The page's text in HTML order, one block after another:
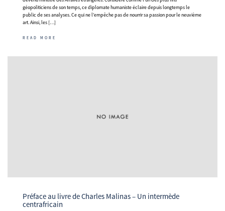
géopoliticiens de son temps, ce diplomate humaniste éclaire depuis longtemps le
public de ses analyses. Ce qui ne l’empêche pas de nourrir sa passion pour le neuvième
art. Ainsi, les […]
READ MORE
Préface au livre de Charles Malinas – Un intermède
centrafricain